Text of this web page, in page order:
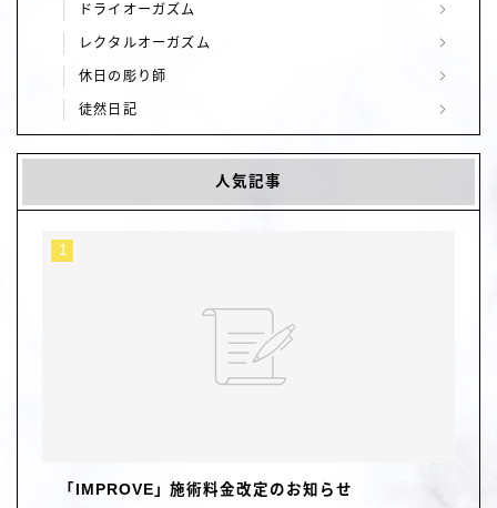
ドライオーガズム
レクタルオーガズム
休日の彫り師
徒然日記
人気記事
「IMPROVE」施術料金改定のお知らせ